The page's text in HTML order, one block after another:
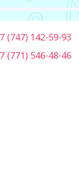
(747) 142-59-93
(771) 546-48-46